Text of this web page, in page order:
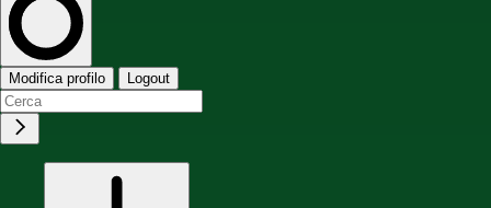
Modifica profilo Logout